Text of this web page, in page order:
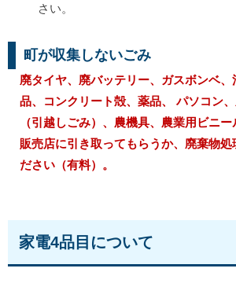
さい。
町が収集しないごみ
廃タイヤ、廃バッテリー、ガスボンベ
品、コンクリート殻、薬品、 パソコン
（引越しごみ）、農機具、農業用ビニ
販売店に引き取ってもらうか、廃棄物処
ださい（有料）。
家電4品目について